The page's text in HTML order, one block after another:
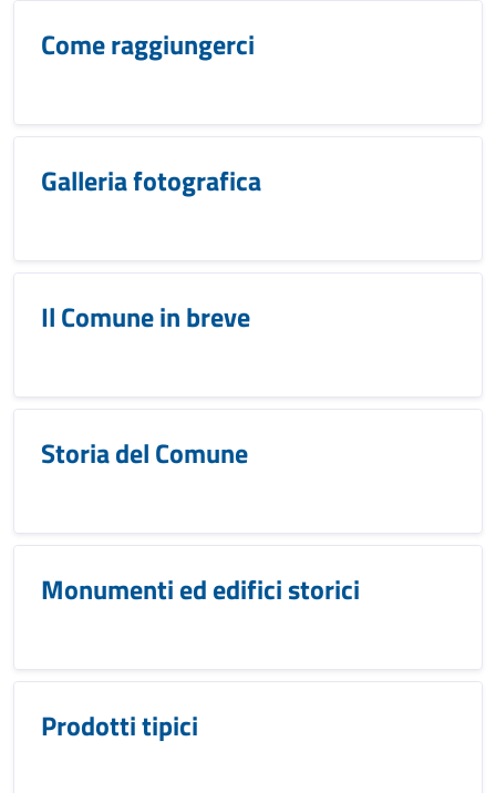
Come raggiungerci
Galleria fotografica
Il Comune in breve
Storia del Comune
Monumenti ed edifici storici
Prodotti tipici